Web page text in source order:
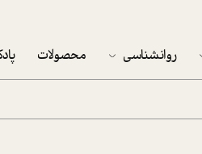
روانشناسی محصولات